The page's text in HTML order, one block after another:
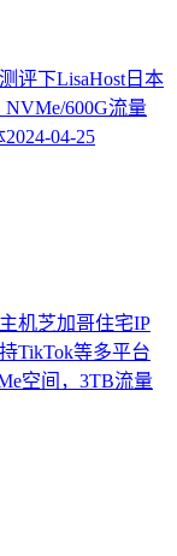
评下LisaHost日本
NVMe/600G流量
2024-04-25
机芝加哥住宅IP
TikTok等多平台
空间，3TB流量